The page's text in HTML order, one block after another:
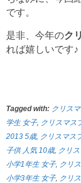
です。
是非、今年のク
れば嬉しいです♪
Tagged with: クリス
学生 女子, クリスマス
2013 5歳, クリスマス
子供 人気 10歳, クリ
小学1年生 女子, クリ
小学3年生 女子, クリ